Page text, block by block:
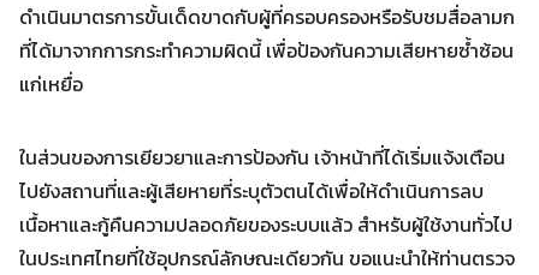
ดำเนินมาตรการขั้นเด็ดขาดกับผู้ที่ครอบครองหรือรับชมสื่อลามก
ที่ได้มาจากการกระทำความผิดนี้ เพื่อป้องกันความเสียหายซ้ำซ้อน
แก่เหยื่อ
ในส่วนของการเยียวยาและการป้องกัน เจ้าหน้าที่ได้เริ่มแจ้งเตือน
ไปยังสถานที่และผู้เสียหายที่ระบุตัวตนได้เพื่อให้ดำเนินการลบ
เนื้อหาและกู้คืนความปลอดภัยของระบบแล้ว สำหรับผู้ใช้งานทั่วไป
ในประเทศไทยที่ใช้อุปกรณ์ลักษณะเดียวกัน ขอแนะนำให้ท่านตรวจ